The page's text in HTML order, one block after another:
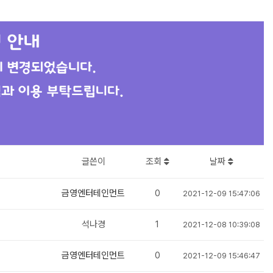
글쓴이 조회 날짜
금영엔터테인먼트 0 2021-12-09 15:47:06
석나경 1 2021-12-08 10:39:08
금영엔터테인먼트 0 2021-12-09 15:46:47